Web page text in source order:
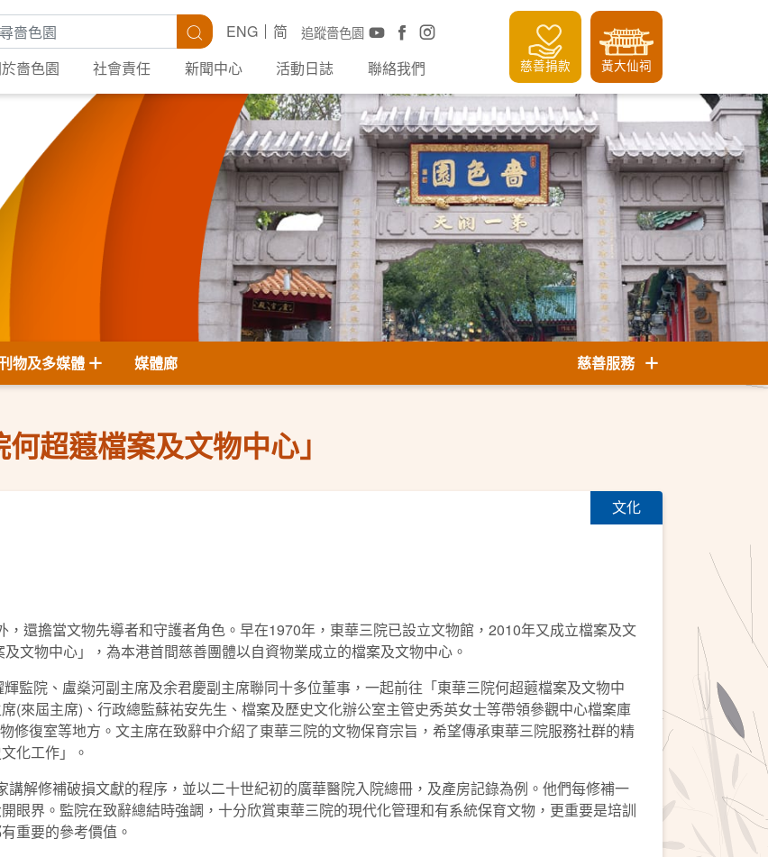
鍵字 搜尋 追蹤嗇色園
ENG
简
嗇色園
社會責任 新聞中心 活動日誌 聯絡我們 慈善捐款 黃大仙祠
物及多媒體 媒體廊 慈善服務
超蕸檔案及文物中心」
文化
還擔當文物先導者和守護者角色。早在1970年，東華三院已設立文物館，2010年又成立檔案及文
文物中心」，為本港首間慈善團體以自資物業成立的檔案及文物中心。
院、盧燊河副主席及余君慶副主席聯同十多位董事，一起前往「東華三院何超蕸檔案及文物中
(來屆主席)、行政總監蘇祐安先生、檔案及歷史文化辦公室主管史秀英女士等帶領參觀中心檔案庫
修復室等地方。文主席在致辭中介紹了東華三院的文物保育宗旨，希望傳承東華三院服務社群的精
化工作」。
解修補破損文獻的程序，並以二十世紀初的廣華醫院入院總冊，及產房記錄為例。他們每修補一
眼界。監院在致辭總結時強調，十分欣賞東華三院的現代化管理和有系統保育文物，更重要是培訓
重要的參考價值。